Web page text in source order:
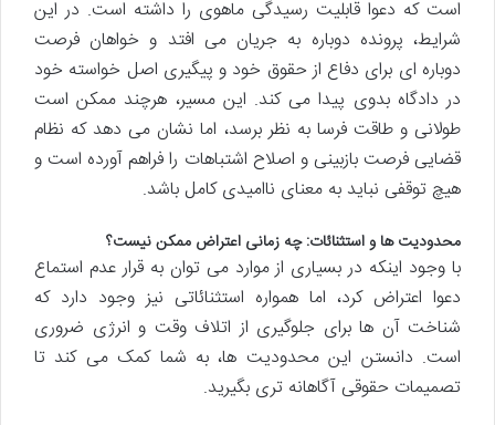
است که دعوا قابلیت رسیدگی ماهوی را داشته است. در این
شرایط، پرونده دوباره به جریان می افتد و خواهان فرصت
دوباره ای برای دفاع از حقوق خود و پیگیری اصل خواسته خود
در دادگاه بدوی پیدا می کند. این مسیر، هرچند ممکن است
طولانی و طاقت فرسا به نظر برسد، اما نشان می دهد که نظام
قضایی فرصت بازبینی و اصلاح اشتباهات را فراهم آورده است و
هیچ توقفی نباید به معنای ناامیدی کامل باشد.
محدودیت ها و استثنائات: چه زمانی اعتراض ممکن نیست؟
با وجود اینکه در بسیاری از موارد می توان به قرار عدم استماع
دعوا اعتراض کرد، اما همواره استثنائاتی نیز وجود دارد که
شناخت آن ها برای جلوگیری از اتلاف وقت و انرژی ضروری
است. دانستن این محدودیت ها، به شما کمک می کند تا
تصمیمات حقوقی آگاهانه تری بگیرید.